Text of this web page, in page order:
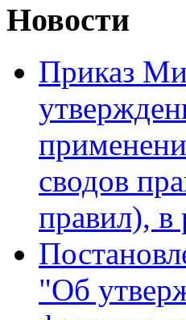
Новости
Приказ
сводов
правил), в
"Об